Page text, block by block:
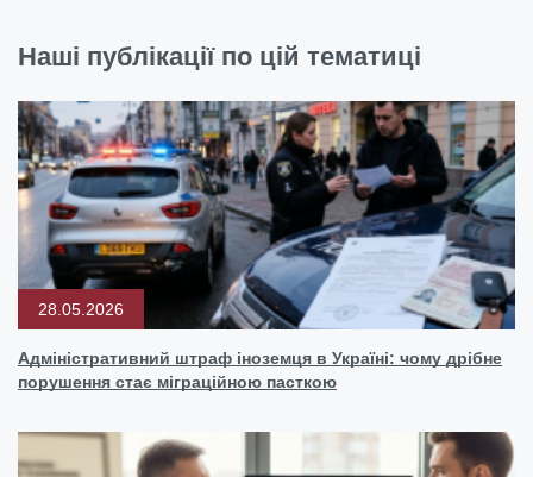
Наші публікації по цій тематиці
28.05.2026
Адміністративний штраф іноземця в Україні: чому дрібне
порушення стає міграційною пасткою